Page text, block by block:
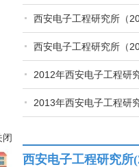
西安电子工程研究所（
西安电子工程研究所（
2012年西安电子工程研
2013年西安电子工程研
西安电子工程研究所
闭